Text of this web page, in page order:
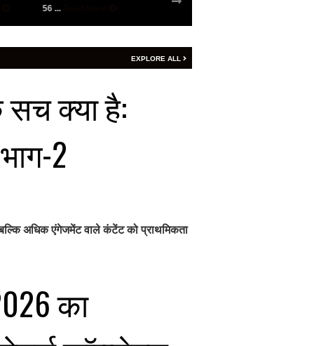
56 ... Read More
EXPLORE ALL
क्या है:
2
अधिक एंगेजमेंट वाले कंटेंट को प्राथमिकता
का